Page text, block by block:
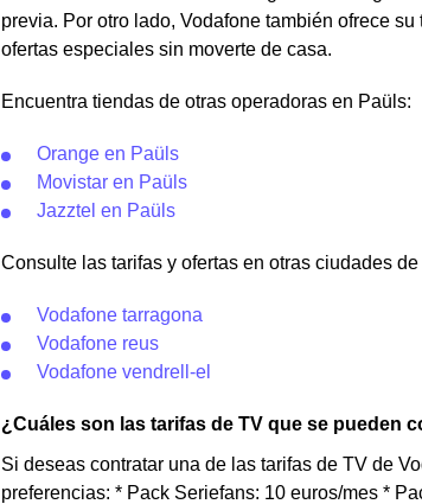
previa. Por otro lado, Vodafone también ofrece
ofertas especiales sin moverte de casa.
Encuentra tiendas de otras operadoras en Paüls:
Orange en Paüls
Movistar en Paüls
Jazztel en Paüls
Consulte las tarifas y ofertas en otras ciudades de
Vodafone tarragona
Vodafone reus
Vodafone vendrell-el
¿Cuáles son las tarifas de TV que se pueden
Si deseas contratar una de las tarifas de TV de
preferencias: * Pack Seriefans: 10 euros/mes *